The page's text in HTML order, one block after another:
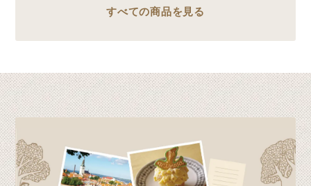
すべての商品を見る